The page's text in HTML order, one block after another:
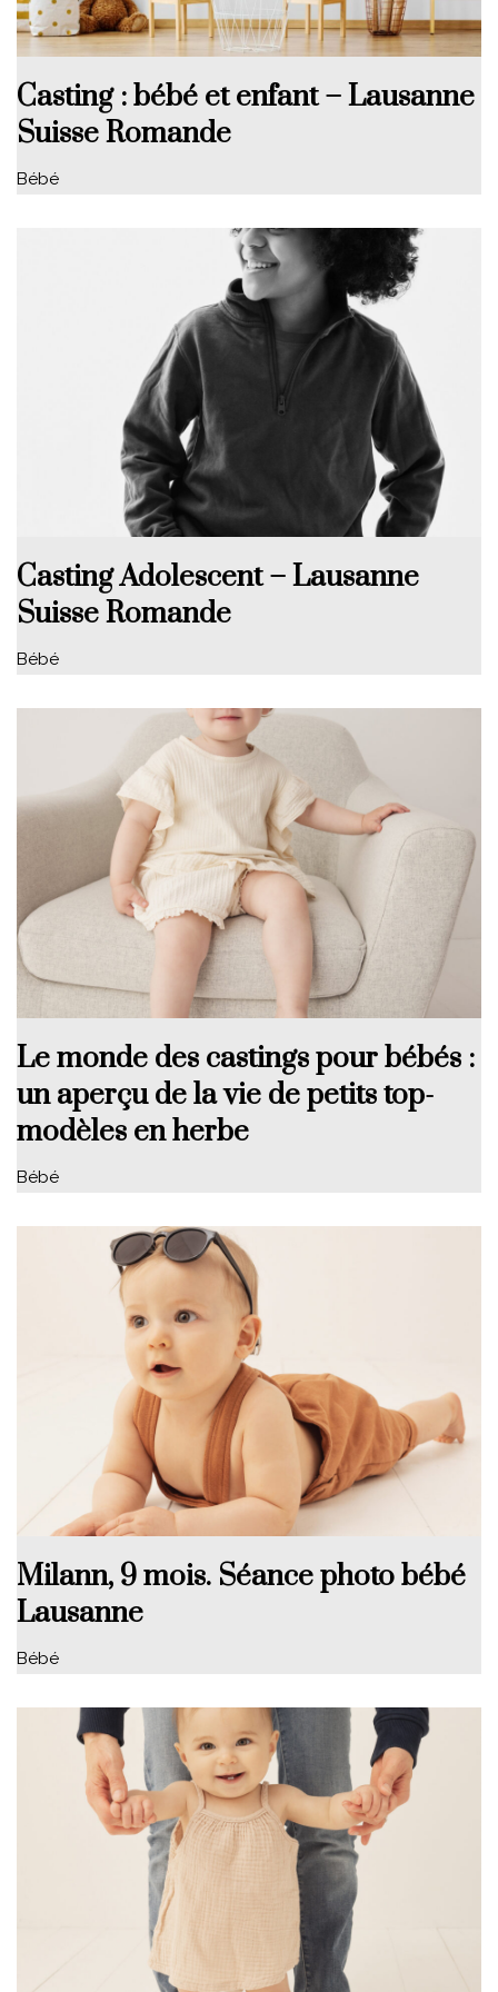
Casting : bébé et enfant – Lausanne
Suisse Romande
Bébé
Casting Adolescent – Lausanne
Suisse Romande
Bébé
Le monde des castings pour bébés :
un aperçu de la vie de petits top-
modèles en herbe
Bébé
Milann, 9 mois. Séance photo bébé
Lausanne
Bébé